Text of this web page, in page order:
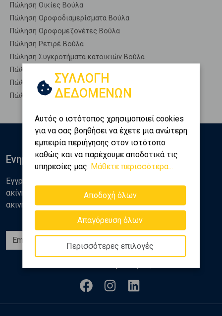
Πώληση Οικίες Βούλα
Πώληση Οροφοδιαμερίσματα Βούλα
Πώληση Οροφομεζονέτες Βούλα
Πώληση Ρετιρέ Βούλα
Πώληση Συγκροτήματα κατοικιών Βούλα
Πώληση Υπόγεια Βούλα
Πώληση Υπόσκαφα Βούλα
Πώληση Υπολ. υψουν Βούλα
ΣΥΛΛΟΓΗ
ΔΕΔΟΜΕΝΩΝ
Αυτός ο ιστότοπος χρησιμοποιεί cookies
για να σας βοηθήσει να έχετε μια ανώτερη
εμπειρία περιήγησης στον ιστότοπο
καθώς και να παρέχουμε αποδοτικά τις
υπηρεσίες μας. Μάθετε περισσότερα...
Αποδοχή όλων
Απαγόρευση όλων
Περισσότερες επιλογές
Ενημερωθείτε
Εγγραφείτε στο newsletter της Golden Home για νέα
ακίνητα, αναλύσεις και διάφορα θέματα της αγοράς
ακινήτων